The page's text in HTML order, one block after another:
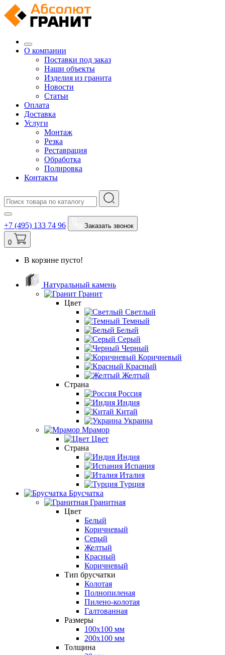
О компании
Поставки под заказ
Наши объекты
Изделия из гранита
Новости
Статьи
Оплата
Доставка
Услуги
Монтаж
Резка
Реставрация
Обработка
Полировка
Контакты
+7 (495) 133 74 96 Заказать звонок
0
В корзине пусто!
Натуральный камень
Гранит
Цвет
Светлый
Темный
Белый
Серый
Черный
Коричневый
Красный
Желтый
Страна
Россия
Индия
Китай
Украина
Мрамор
Цвет
Страна
Индия
Испания
Италия
Турция
Брусчатка
Гранитная
Цвет
Белый
Коричневый
Серый
Желтый
Красный
Коричневый
Тип брусчатки
Колотая
Полнопиленая
Пилено-колотая
Галтованная
Размеры
100х100 мм
200х100 мм
Толщина